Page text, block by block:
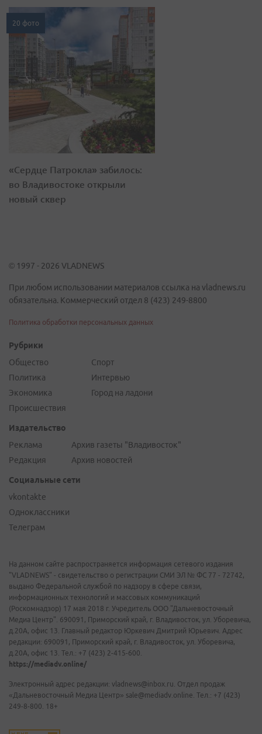
20 фото
«Сердце Патрокла» забилось:
во Владивостоке открыли
новый сквер
© 1997 - 2026 VLADNEWS
При любом использовании материалов ссылка на vladnews.ru
обязательна. Коммерческий отдел 8 (423) 249-8800
Политика обработки персональных данных
Рубрики
Общество
Политика
Экономика
Происшествия
Спорт
Интервью
Город на ладони
Издательство
Реклама
Редакция
Архив газеты "Владивосток"
Архив новостей
Социальные сети
vkontakte
Одноклассники
Телеграм
На данном сайте распространяется информация сетевого издания
"VLADNEWS" - свидетельство о регистрации СМИ ЭЛ № ФС 77 - 72742,
выдано Федеральной службой по надзору в сфере связи,
информационных технологий и массовых коммуникаций
(Роскомнадзор) 17 мая 2018 г. Учредитель ООО "Дальневосточный
Медиа Центр". 690091, Приморский край, г. Владивосток, ул. Уборевича,
д.20А, офис 13. Главный редактор Юркевич Дмитрий Юрьевич. Адрес
редакции: 690091, Приморский край, г. Владивосток, ул. Уборевича,
д.20А, офис 13. Тел.: +7 (423) 2-415-600.
https://mediadv.online/
Электронный адрес редакции: vladnews@inbox.ru. Отдел продаж
«Дальневосточный Медиа Центр» sale@mediadv.online. Тел.: +7 (423)
249-8-800. 18+